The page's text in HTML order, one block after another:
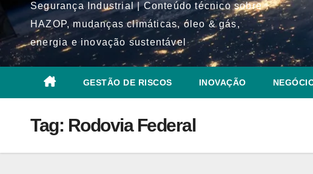
Segurança Industrial | Conteúdo técnico sobre
HAZOP, mudanças climáticas, óleo & gás,
energia e inovação sustentável
GESTÃO DE RISCOS INOVAÇÃO
Tag: Rodovia Federal